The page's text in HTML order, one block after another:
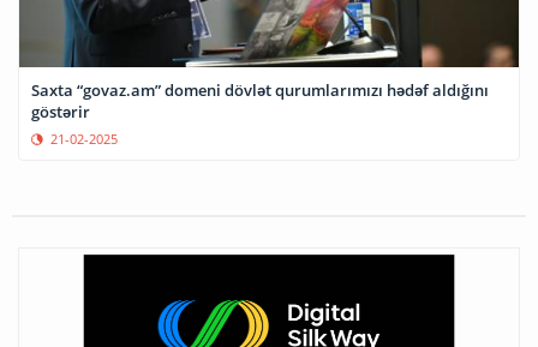
Saxta “govaz.am” domeni dövlət qurumlarımızı hədəf aldığını
göstərir
21-02-2025